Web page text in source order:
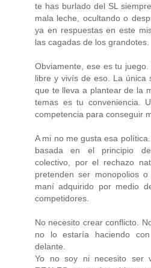
te has burlado del SL
mala leche, ocultando o
ya en respuestas en este
las cagadas de los grandotes.
Obviamente, ese es tu
libre y vivís de eso. La única
que te lleva a plantear de la
temas es tu conveniencia.
competencia para conseguir
A mi no me gusta esa
basada en el principio
colectivo, por el rechazo
pretenden ser monopolios
maní adquirido por medio
competidores.
No necesito crear conflicto.
no lo estaría haciendo
delante.
Yo no soy ni necesito ser